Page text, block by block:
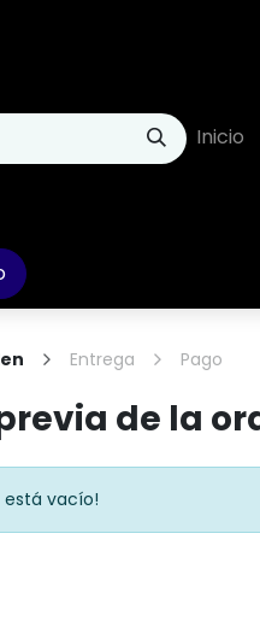
Inicio
Entrega Pago
de la
está vacío!